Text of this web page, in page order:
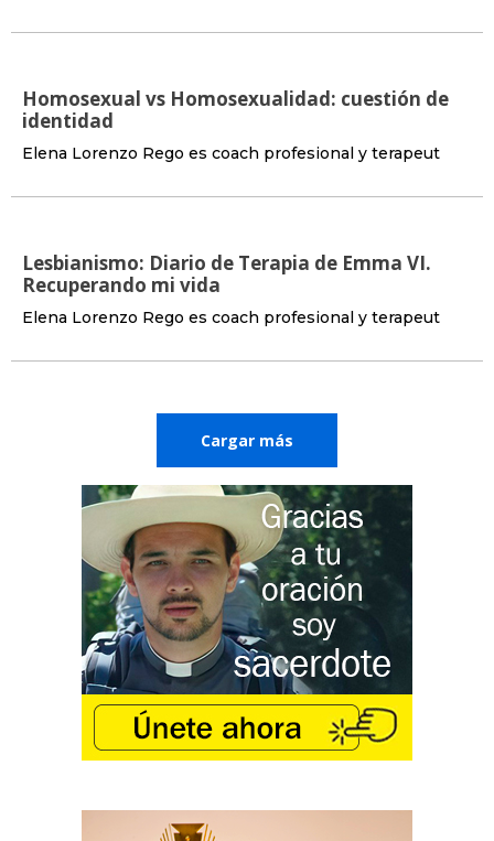
Homosexual vs Homosexualidad: cuestión de
identidad
Elena Lorenzo Rego es coach profesional y terapeut
Lesbianismo: Diario de Terapia de Emma VI.
Recuperando mi vida
Elena Lorenzo Rego es coach profesional y terapeut
Cargar más